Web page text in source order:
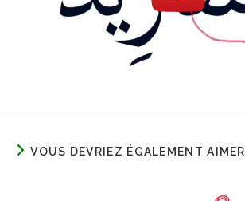
VOUS DEVRIEZ ÉGALEMENT AIMER